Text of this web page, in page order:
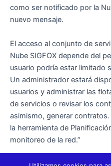
como ser notificado por la
nuevo mensaje.
El acceso al conjunto de
Nube SIGFOX depende del
usuario podría estar limitado
Un administrador estará
usuarios y administrar las
de servicios o revisar los
asimismo, generar
la herramienta de
monitoreo de la red.”